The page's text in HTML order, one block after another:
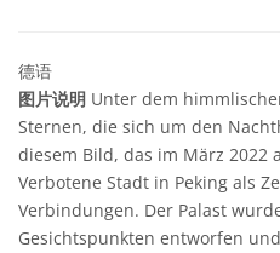
德语
图片说明 Unter dem
Sternen, die sich um den
diesem Bild, das im März 2022
Verbotene Stadt in Peking als
Verbindungen. Der Palast
Gesichtspunkten entworfen